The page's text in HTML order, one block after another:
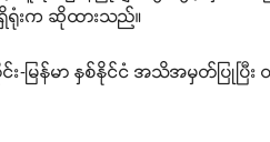
ရှိရုံးက ဆိုထားသည်။
-မြန်မာ နှစ်နိုင်ငံ အသိအမှတ်ပြုပြီ